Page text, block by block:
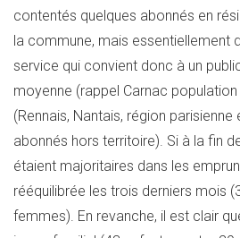
contentés quelques abonnés en
la commune, mais essentiellement
service qui convient donc à un
moyenne (rappel Carnac population
(Rennais, Nantais, région
abonnés hors territoire). Si à la fin
étaient majoritaires dans les
rééquilibrée les trois derniers mois
femmes). En revanche, il est clair